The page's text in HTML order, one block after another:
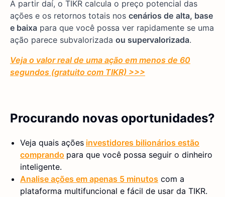
A partir daí, o TIKR calcula o preço potencial das
ações e os retornos totais nos cenários de alta, base
e baixa para que você possa ver rapidamente se uma
ação parece subvalorizada ou supervalorizada.
Veja o valor real de uma ação em menos de 60
segundos (gratuito com TIKR) >>>
Procurando novas oportunidades?
Veja quais ações investidores bilionários estão
comprando para que você possa seguir o dinheiro
inteligente.
Analise ações em apenas 5 minutos com a
plataforma multifuncional e fácil de usar da TIKR.